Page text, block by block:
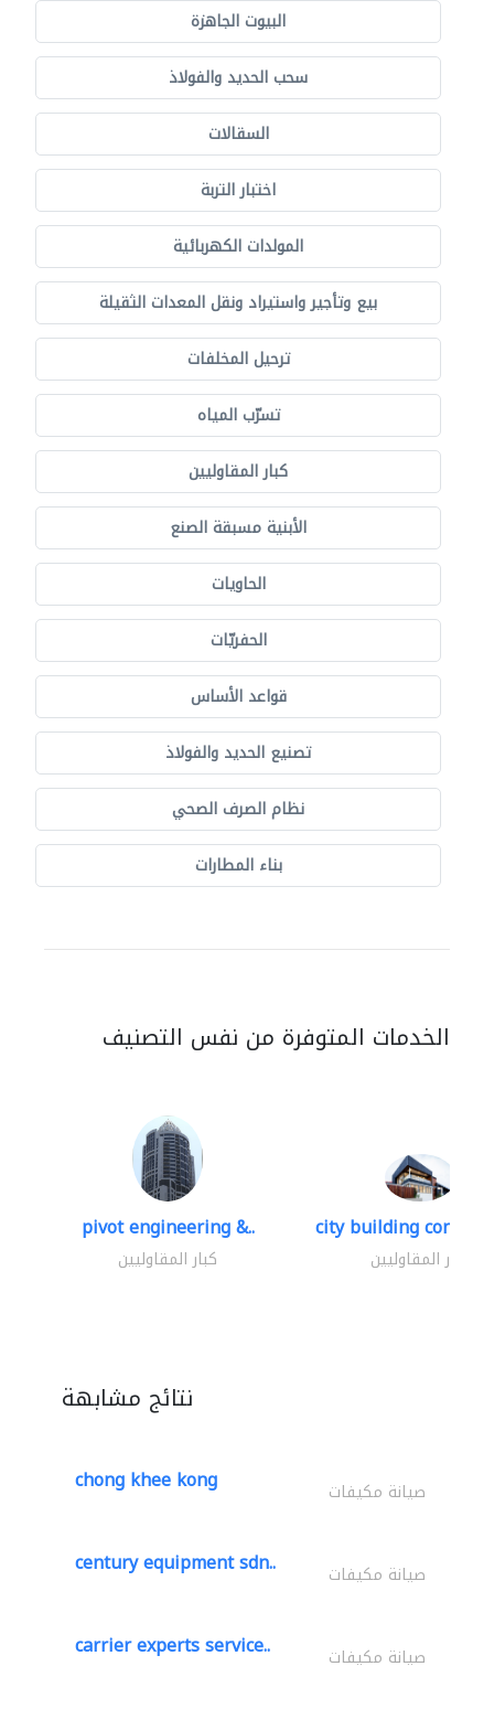
البيوت الجاهزة
سحب الحديد والفولاذ
السقالات
اختبار التربة
المولدات الكهربائية
بيع وتأجير واستيراد ونقل المعدات الثقيلة
ترحيل المخلفات
تسرّب المياه
كبار المقاوليين
الأبنية مسبقة الصنع
الحاويات
الحفريّات
قواعد الأساس
تصنيع الحديد والفولاذ
نظام الصرف الصحي
بناء المطارات
الخدمات المتوفرة من نفس التصنيف
pivot engineering &..
كبار المقاوليين
city building
كبار المقاوليين
نتائج مشابهة
chong khee kong صيانة مكيفات
century equipment sdn.. صيانة مكيفات
carrier experts service.. صيانة مكيفات